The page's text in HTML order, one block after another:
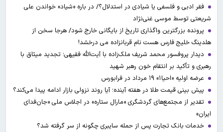
فقر ادبی و فلسفی یا شیادی در استدلال؟/ در باره «شیاد» خواندن علی
شریعتی توسط موسی غنی‌نژاد
پرونده بزرگترین واگذاری تاریخ از بایگانی خارج شود/ هرجا سخن از
هلدینگ خلیج فارس هست نام قربانزاده می درخشد!
دیدار پروفسور محمد شریف ملک‌زاده با آیت‌الله فقیهی؛ تجدید میثاق با
رهبری و تأکید بر انتقام خون رهبر شهید
عرضه اولیه «احیا۱» ۱۹ مرداد در فرابورس
پیش بینی قیمت طلا در هفته آینده؛ آیا روند نزولی بازار ادامه پیدا می‌کند؟
تقدیر از مجتمع‌های گردشگری «مارال ستاره» در اجلاس ملی «جان‌فدای
ایران»
خدمات بانک تجارت پس از حمله سایبری چگونه از سر گرفته شد؟